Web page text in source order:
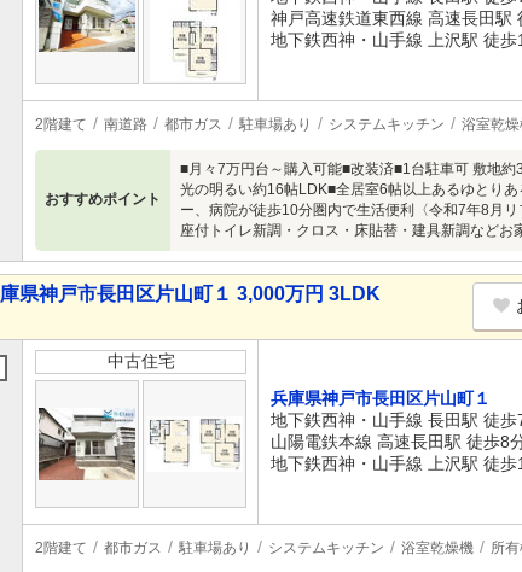
神戸高速鉄道東西線 高速長田駅
地下鉄西神・山手線 上沢駅 徒歩
2階建て 南道路 都市ガス 駐車場あり システムキッチン 浴室乾
おすすめポイント
■月々7万円台～購入可能■改装済■1台駐車可 敷地
光の明るい約16帖LDK■全居室6帖以上あるゆとり
ー、病院が徒歩10分圏内で生活便利〈令和7年8月
座付トイレ新調・クロス・床貼替・建具新調など
県神戸市長田区片山町１ 3,000万円 3LDK
中古住宅
兵庫県神戸市長田区片山町１
地下鉄西神・山手線 長田駅 徒歩
山陽電鉄本線 高速長田駅 徒歩8
地下鉄西神・山手線 上沢駅 徒歩
2階建て 都市ガス 駐車場あり システムキッチン 浴室乾燥機 所